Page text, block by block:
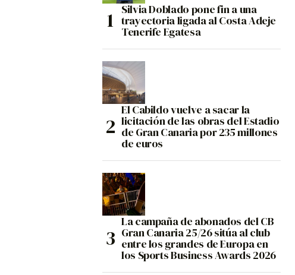
Silvia Doblado pone fin a una
trayectoria ligada al Costa Adeje
Tenerife Egatesa
El Cabildo vuelve a sacar la
licitación de las obras del Estadio
de Gran Canaria por 235 millones
de euros
La campaña de abonados del CB
Gran Canaria 25/26 sitúa al club
entre los grandes de Europa en
los Sports Business Awards 2026